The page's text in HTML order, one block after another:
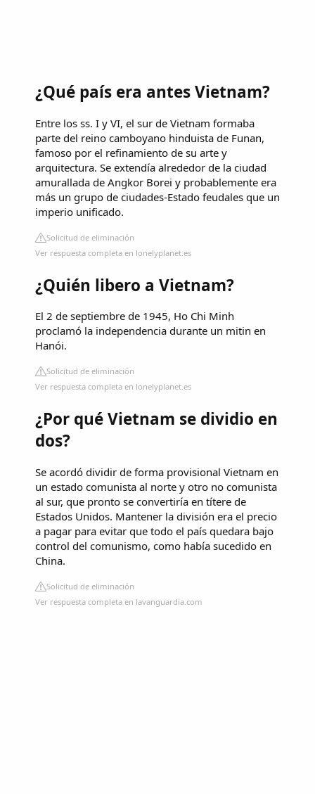
¿Qué país era antes Vietnam?
Entre los ss. I y VI, el sur de Vietnam formaba
parte del reino camboyano hinduista de Funan,
famoso por el refinamiento de su arte y
arquitectura. Se extendía alrededor de la ciudad
amurallada de Angkor Borei y probablemente era
más un grupo de ciudades-Estado feudales que un
imperio unificado.
Solicitud de eliminación
Ver respuesta completa en lonelyplanet.es
¿Quién libero a Vietnam?
El 2 de septiembre de 1945, Ho Chi Minh
proclamó la independencia durante un mitin en
Hanói.
Solicitud de eliminación
Ver respuesta completa en lonelyplanet.es
¿Por qué Vietnam se dividio en
dos?
Se acordó dividir de forma provisional Vietnam en
un estado comunista al norte y otro no comunista
al sur, que pronto se convertiría en títere de
Estados Unidos. Mantener la división era el precio
a pagar para evitar que todo el país quedara bajo
control del comunismo, como había sucedido en
China.
Solicitud de eliminación
Ver respuesta completa en lavanguardia.com